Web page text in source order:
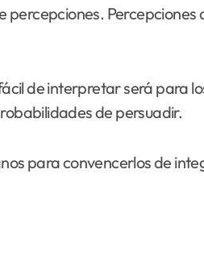
Percepciones
de interpretar será para
de persuadir.
para convencerlos de